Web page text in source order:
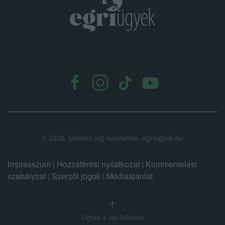
© 2026. Minden jog fenntartva. egriugyek.hu
Impresszum | Hozzáférési nyilatkozat | Kommentelési
szabályzat | Szerzői jogok | Médiaajánlat
Ugrás a lap tetejére